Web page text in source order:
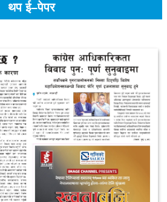
थप ई–पेपर